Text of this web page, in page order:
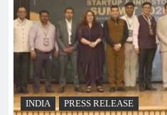
INDIA PRESS RELEASE